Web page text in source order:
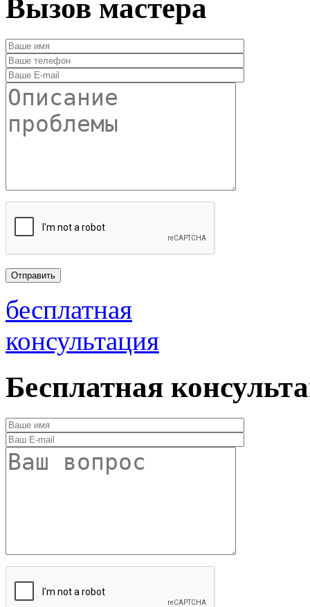
Вызов мастера
бесплатная
консультация
Бесплатная